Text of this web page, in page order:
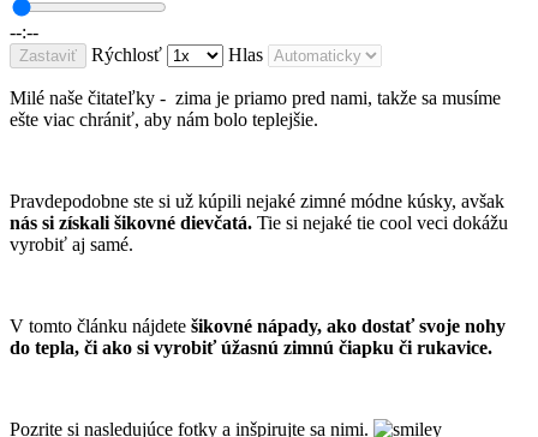
--:--
Zastaviť Rýchlosť Hlas
Milé naše čitateľky - zima je priamo pred nami, takže sa musíme
ešte viac chrániť, aby nám bolo teplejšie.
Pravdepodobne ste si už kúpili nejaké zimné módne kúsky, avšak
nás si získali šikovné dievčatá. Tie si nejaké tie cool veci dokážu
vyrobiť aj samé.
V tomto článku nájdete šikovné nápady, ako dostať svoje nohy
do tepla, či ako si vyrobiť úžasnú zimnú čiapku či rukavice.
Pozrite si nasledujúce fotky a inšpirujte sa nimi.